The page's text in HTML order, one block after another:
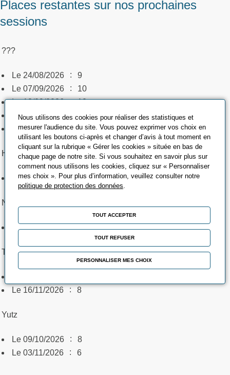
Places restantes sur nos prochaines
sessions
???
Le 24/08/2026 :
9
Le 07/09/2026
:
10
Le 18/09/2026
:
10
Le 07/10/2026
:
10
Le 12/10/2026
: 10
Henriville
Le 05/11/2026 : 8
Nancy-Maxéville
Le 12/10/2026 : 4
Thaon-les-Vosges
Le 16/11/2026
: 8
Yutz
Le 09/10/2026 :
8
Le 03/11/2026
: 6
Nous utilisons des cookies pour réaliser des statistiques et
mesurer l'audience du site. Vous pouvez exprimer vos choix en
utilisant les boutons ci-après et changer d’avis à tout moment en
cliquant sur la rubrique « Gérer les cookies » située en bas de
chaque page de notre site. Si vous souhaitez en savoir plus sur
comment nous utilisons les cookies, cliquez sur « Personnaliser
mes choix ». Pour plus d’information, veuillez consulter notre
politique de protection des données
TOUT ACCEPTER
TOUT REFUSER
PERSONNALISER MES CHOIX